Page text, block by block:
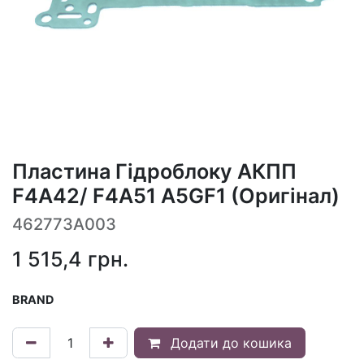
Пластина Гідроблоку АКПП
F4A42/ F4A51 A5GF1 (Оригінал)
462773A003
1 515,4 грн.
BRAND
Додати до кошика